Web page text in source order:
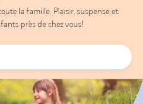
la famille. Plaisir, suspense et
près de chez vous!